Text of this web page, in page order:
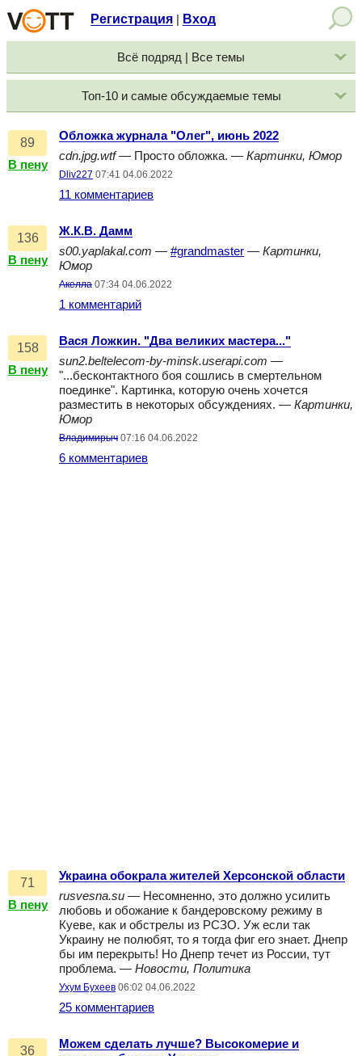
Регистрация Вход
Всё подряд | Все темы
Топ-10 и самые обсуждаемые темы
89
В пену
Обложка журнала "Олег", июнь 2022
cdn.jpg.wtf— Просто обложка. — Картинки, Юмор
Dliv227 07:41 04.06.2022
11 комментариев
136
В пену
Ж.К.В. Дамм
s00.yaplakal.com — #grandmaster — Картинки,
Юмор
Акелла 07:34 04.06.2022
1 комментарий
158
В пену
Вася Ложкин. "Два великих мастера..."
sun2.beltelecom-by-minsk.userapi.com —
"...бесконтактного боя сошлись в смертельном
поединке". Картинка, которую очень хочется
разместить в некоторых обсуждениях. — Картинки,
Юмор
Владимирыч 07:16 04.06.2022
6 комментариев
71
В пену
Украина обокрала жителей Херсонской области
rusvesna.su — Несомненно, это должно усилить
любовь и обожание к бандеровскому режиму в
Куеве, как и обстрелы из РСЗО. Уж если так
Украину не полюбят, то я тогда фиг его знает. Днепр
бы им перекрыть! Но Днепр течет из России, тут
проблема. — Новости, Политика
Ухум Бухеев 06:02 04.06.2022
25 комментариев
36
Можем сделать лучше? Высокомерие и